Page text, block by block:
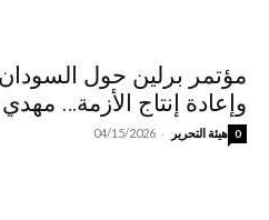
مؤتمر برلين حول
وإعادة إنتاج الأزمة… مهدي
هيئة التحرير -
04/15/2026 0